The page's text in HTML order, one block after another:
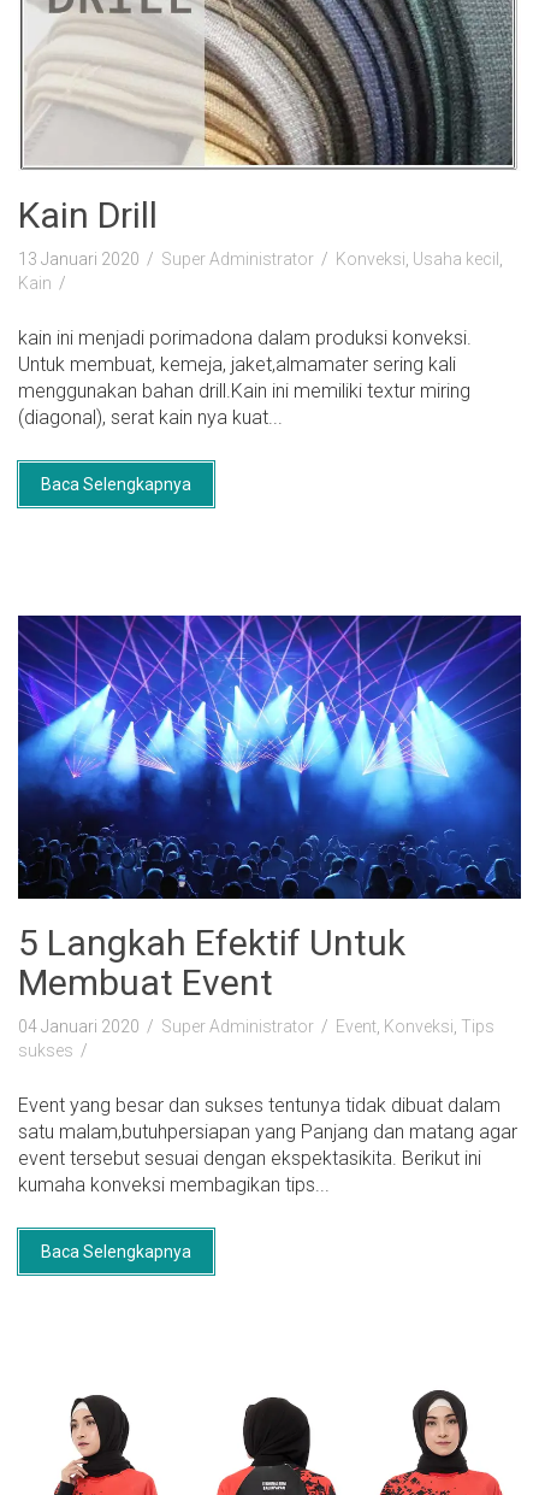
Kain Drill
13 Januari 2020 Super Administrator Konveksi Usaha kecil
Kain
kain ini menjadi porimadona dalam produksi konveksi.
Untuk membuat, kemeja, jaket,almamater sering kali
menggunakan bahan drill.Kain ini memiliki textur miring
(diagonal), serat kain nya kuat...
Baca Selengkapnya
5 Langkah Efektif Untuk
Membuat Event
04 Januari 2020 Super Administrator Event Konveksi Tips
sukses
Event yang besar dan sukses tentunya tidak dibuat dalam
satu malam,butuhpersiapan yang Panjang dan matang agar
event tersebut sesuai dengan ekspektasikita. Berikut ini
kumaha konveksi membagikan tips...
Baca Selengkapnya